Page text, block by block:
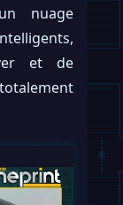
nuage
et de